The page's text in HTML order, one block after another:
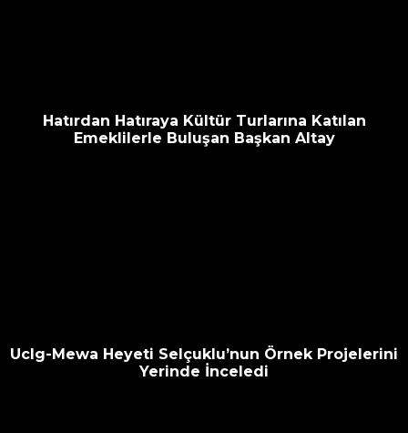
Hatırdan Hatıraya Kültür Turlarına Katılan
Emeklilerle Buluşan Başkan Altay
Uclg-Mewa Heyeti Selçuklu’nun Örnek Projelerini
Yerinde İnceledi